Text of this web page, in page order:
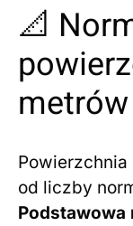
📐
od liczby
Podstawowa